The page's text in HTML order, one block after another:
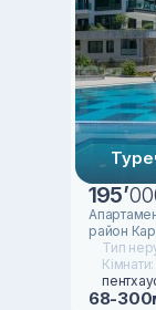
195’
район
Тип
Кімнати:
68-